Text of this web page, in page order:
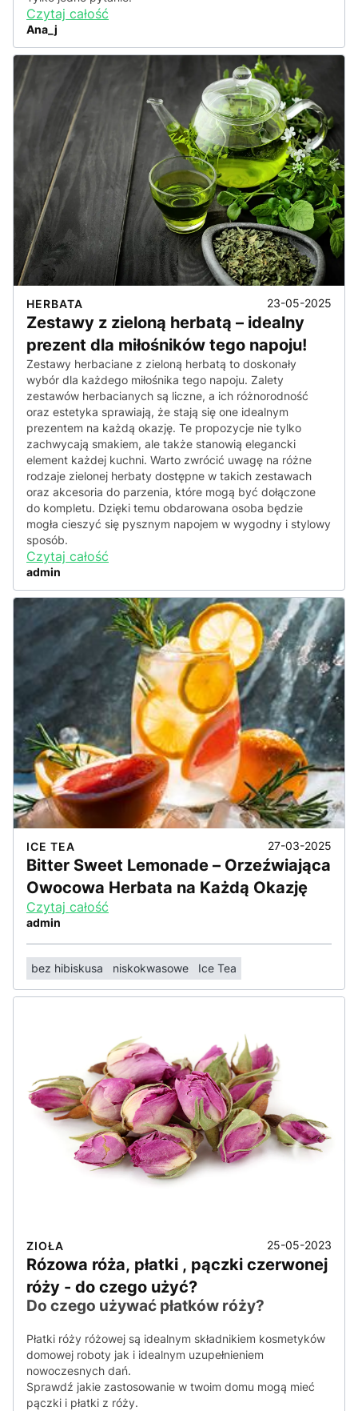
Czytaj całość
Ana_j
HERBATA 23-05-2025
Zestawy z zieloną herbatą – idealny
prezent dla miłośników tego napoju!
Zestawy herbaciane z zieloną herbatą to doskonały
wybór dla każdego miłośnika tego napoju. Zalety
zestawów herbacianych są liczne, a ich różnorodność
oraz estetyka sprawiają, że stają się one idealnym
prezentem na każdą okazję. Te propozycje nie tylko
zachwycają smakiem, ale także stanowią elegancki
element każdej kuchni. Warto zwrócić uwagę na różne
rodzaje zielonej herbaty dostępne w takich zestawach
oraz akcesoria do parzenia, które mogą być dołączone
do kompletu. Dzięki temu obdarowana osoba będzie
mogła cieszyć się pysznym napojem w wygodny i stylowy
sposób.
Czytaj całość
admin
ICE TEA 27-03-2025
Bitter Sweet Lemonade – Orzeźwiająca
Owocowa Herbata na Każdą Okazję
Czytaj całość
admin
bez hibiskusa niskokwasowe Ice Tea
ZIOŁA 25-05-2023
Rózowa róża, płatki , pączki czerwonej
róży - do czego użyć?
Do czego używać płatków róży?
Płatki róży różowej są idealnym składnikiem kosmetyków
domowej roboty jak i idealnym uzupełnieniem
nowoczesnych dań.
Sprawdź jakie zastosowanie w twoim domu mogą mieć
pączki i płatki z róży.